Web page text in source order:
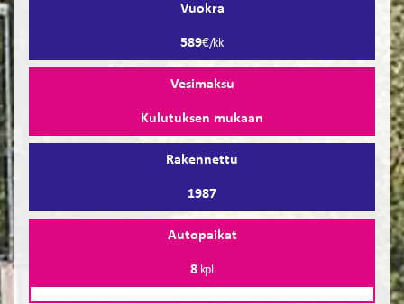
Vuokra
589€/kk
Vesimaksu
Kulutuksen mukaan
Rakennettu
1987
Autopaikat
8kpl